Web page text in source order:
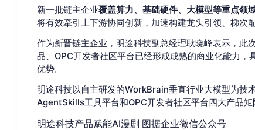
新一批链主企业覆盖算力、基础硬件、大模型等重点领
将有效牵引上下游协同创新，加速构建龙头引领、梯次
作为新晋链主企业，明途科技副总经理耿晓峰表示，此
品、OPC开发者社区平台已经形成成熟的商业化能力
优势。
明途科技以自主研发的WorkBrain垂直行业大模型为技
AgentSkills工具平台和OPC开发者社区平台四大产品矩
明途科技产品赋能AI漫剧 图据企业微信公众号